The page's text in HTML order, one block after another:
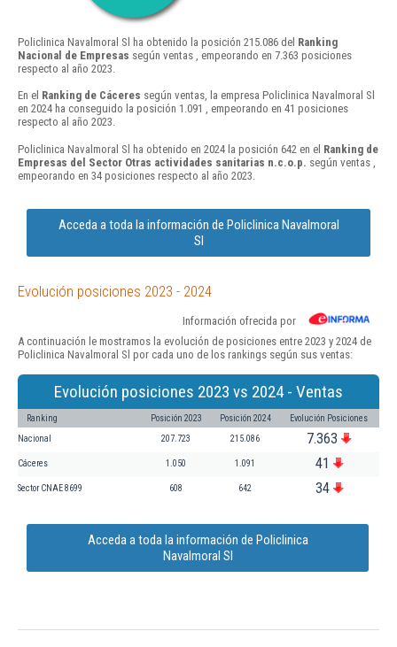
Policlinica Navalmoral Sl ha obtenido la posición 215.086 del Ranking
Nacional de Empresas según ventas , empeorando en 7.363 posiciones
respecto al año 2023.
En el Ranking de Cáceres según ventas, la empresa Policlinica Navalmoral Sl
en 2024 ha conseguido la posición 1.091 , empeorando en 41 posiciones
respecto al año 2023.
Policlinica Navalmoral Sl ha obtenido en 2024 la posición 642 en el Ranking de
Empresas del Sector Otras actividades sanitarias n.c.o.p. según ventas ,
empeorando en 34 posiciones respecto al año 2023.
Acceda a toda la información de Policlinica Navalmoral
Sl
Evolución posiciones 2023 - 2024
Información ofrecida por
A continuación le mostramos la evolución de posiciones entre 2023 y 2024 de
Policlinica Navalmoral Sl por cada uno de los rankings según sus ventas:
Evolución posiciones 2023 vs 2024 - Ventas
Ranking Posición 2023 Posición 2024 Evolución Posiciones
Nacional 207.723 215.086 7.363
Cáceres 1.050 1.091 41
Sector CNAE 8699 608 642 34
Acceda a toda la información de Policlinica
Navalmoral Sl